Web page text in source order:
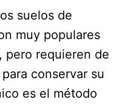
suelos de
muy populares
pero requieren de
conservar su
es el método